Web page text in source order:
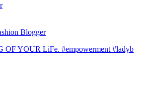
Blogger
YOUR LiFe. #empowerment #ladyb